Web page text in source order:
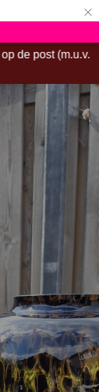
×
binnen